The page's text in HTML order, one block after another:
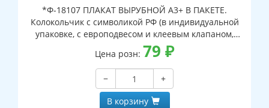
*Ф-18107 ПЛАКАТ ВЫРУБНОЙ А3+ В ПАКЕТЕ.
Колокольчик с символикой РФ (в индивидуальной
упаковке, с европодвесом и клеевым клапаном,
двухсторонний, ВД-лак)
Цена розн: 79 ₽
−
+
В корзину